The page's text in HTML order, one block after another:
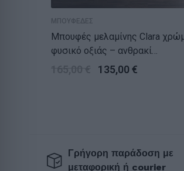
ΜΠΟΥΦΕΔΕΣ
Μπουφές μελαμίνης Clara χρώμα
φυσικό οξιάς – ανθρακί
142×35,6×83εκ.135,00 €
Γρήγορη παράδοση με
μεταφορική ή courier